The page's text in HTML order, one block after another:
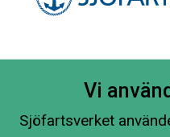
Vi
Sjöfartsverket